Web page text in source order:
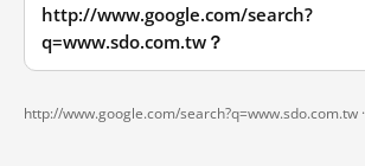
http://www.google.com/search?
q=www.sdo.com.tw？
http://www.google.com/search?q=www.sdo.com.tw ·